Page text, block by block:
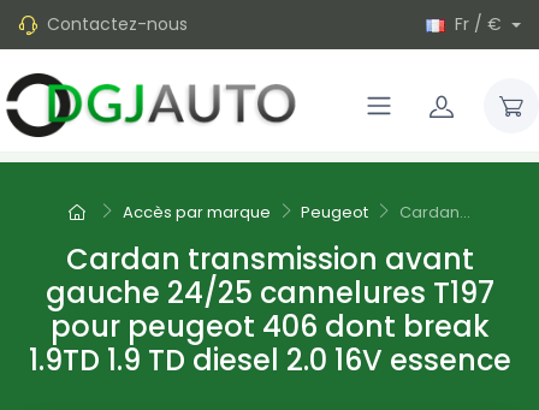
Contactez-nous Fr / €
Accès par marque Peugeot Cardan...
Cardan transmission avant
gauche 24/25 cannelures T197
pour peugeot 406 dont break
1.9TD 1.9 TD diesel 2.0 16V essence